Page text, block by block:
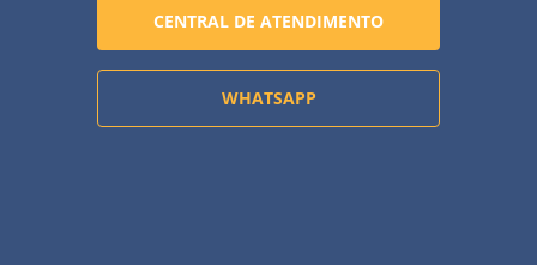
CENTRAL DE ATENDIMENTO
WHATSAPP